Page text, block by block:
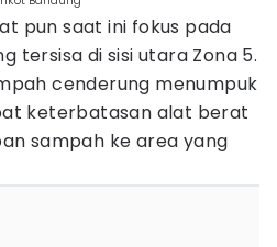
pun saat ini fokus pada
tersisa di sisi utara Zona 5.
cenderung menumpuk
keterbatasan alat berat
sampah ke area yang